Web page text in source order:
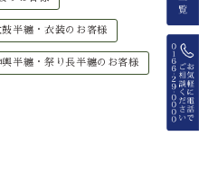
鼓半纏・衣装のお客様
輿半纏・祭り長半纏のお客様